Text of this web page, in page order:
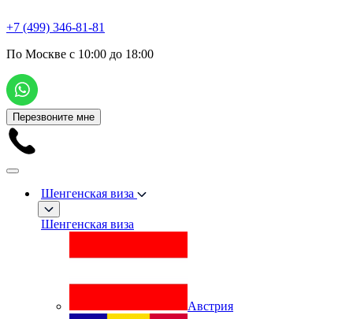
+7 (499) 346-81-81
По Москве с 10:00 до 18:00
Перезвоните мне
Шенгенская виза
Шенгенская виза
Австрия